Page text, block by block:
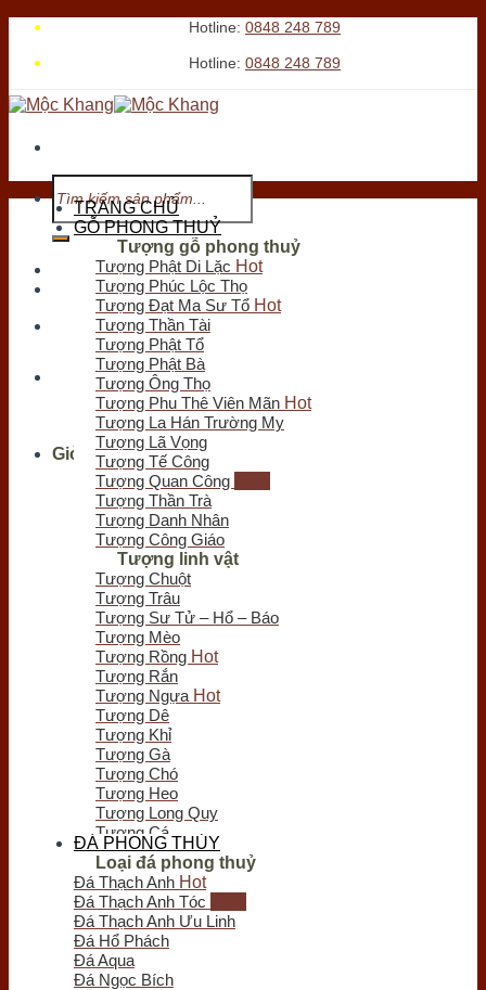
Skip
content
Hotline: 0848 248 789
Hotline: 0848 248 789
Tìm
kiếm:
Tới xem cửa hàng
Chưa có sản phẩm trong giỏ hàng.
Tìm
kiếm:
Giỏ hàng
Chưa có sản phẩm trong giỏ hàng.
TRANG CHỦ
GỖ PHONG THUỶ
Tượng gỗ phong thuỷ
Tượng Phật Di Lặc
Tượng Phúc Lộc Thọ
Tượng Đạt Ma Sư Tổ
Tượng Thần Tài
Tượng Phật Tổ
Tượng Phật Bà
Tượng Ông Thọ
Tượng Phu Thê Viên Mãn
Tượng La Hán Trường My
Tượng Lã Vọng
Tượng Tế Công
Tượng Quan Công
Tượng Thần Trà
Tượng Danh Nhân
Tượng Công Giáo
Tượng linh vật
Tượng Chuột
Tượng Trâu
Tượng Sư Tử – Hổ – Báo
Tượng Mèo
Tượng Rồng
Tượng Rắn
Tượng Ngựa
Tượng Dê
Tượng Khỉ
Tượng Gà
Tượng Chó
Tượng Heo
Tượng Long Quy
Tượng Cá
Tượng Bò Tót
Tượng Chim
Tượng Nghê - Kỳ Lân
Tượng Thiềm Thừ
Tượng Tỳ Hưu
Tượng Voi
Trầm hương
ĐÁ PHONG THỦY
Loại đá phong thuỷ
Đá Thạch Anh
Đá Thạch Anh Tóc
Đá Thạch Anh Ưu Linh
Đá Hổ Phách
Đá Aqua
Đá Ngọc Bích